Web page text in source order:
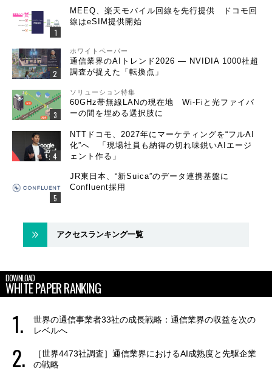
MEEQ、楽天モバイル回線を先行提供 ドコモ回
線はeSIM提供開始
ホワイトペーパー
通信業界のAIトレンド2026 ― NVIDIA 1000社超
調査が捉えた「転換点」
ソリューション特集
60GHz帯無線LANの現在地 Wi-Fiと光ファイバ
ーの間を埋める選択肢に
NTTドコモ、2027年にマーケティングを“フルAI
化”へ 「現場社員も納得の切れ味鋭いAIエージ
ェント作る」
JR東日本、“新Suica”のデータ連携基盤に
Confluent採用
アクセスランキング一覧
DOWNLOAD
WHITE PAPER RANKING
世界の通信事業者33社の成長戦略：通信業界の収益を次の
レベルへ
［世界4473社調査］通信業界におけるAI成熟度と先駆企業
の戦略